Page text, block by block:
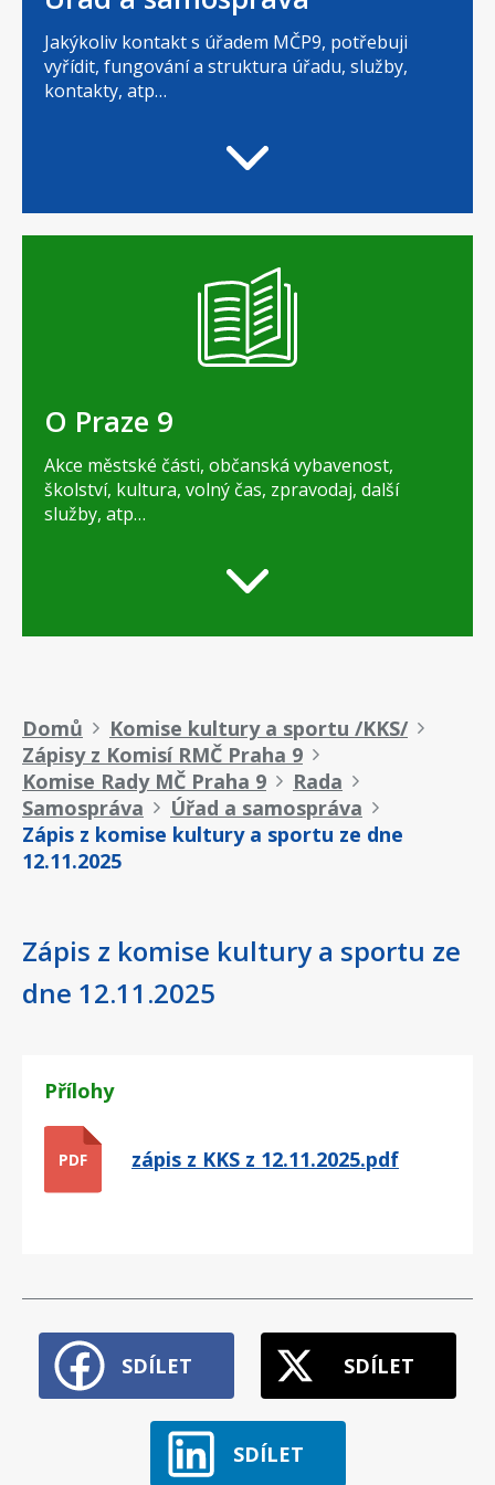
Jakýkoliv kontakt s úřadem MČP9, potřebuji
vyřídit, fungování a struktura úřadu, služby,
kontakty, atp…
O Praze 9
Akce městské části, občanská vybavenost,
školství, kultura, volný čas, zpravodaj, další
služby, atp…
Drobečková
navigace
Domů
Komise kultury a sportu /KKS/
Zápisy z Komisí RMČ Praha 9
Komise Rady MČ Praha 9
Rada
Samospráva
Úřad a samospráva
Zápis z komise kultury a sportu ze dne
12.11.2025
Zápis z komise kultury a sportu ze
dne 12.11.2025
Přílohy
PDF zápis z KKS z 12.11.2025.pdf
SDÍLET SDÍLET
SDÍLET